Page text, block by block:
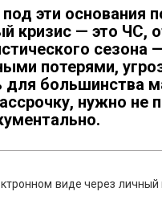
эти основания
кризис — это ЧС,
сезона
потерями,
для большинства
нужно не
виде через личный